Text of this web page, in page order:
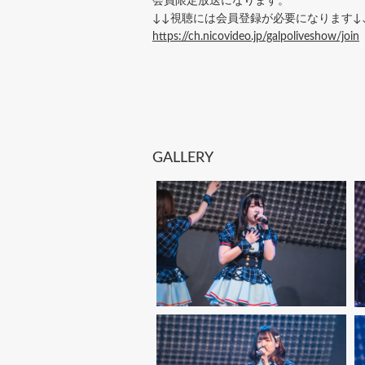
↓↓視聴には会員登録が必要になります
https://ch.nicovideo.jp/galpoliveshow/join
GALLERY